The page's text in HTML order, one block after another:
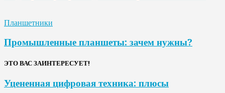
Планшетники
Промышленные планшеты: зачем нужны?
ЭТО ВАС ЗАИНТЕРЕСУЕТ!
Уцененная цифровая техника: плюсы